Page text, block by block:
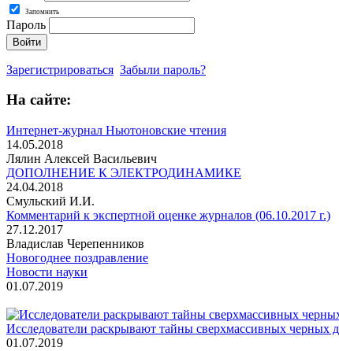
Запомнить
Пароль
Зарегистрироваться Забыли пароль?
На сайте:
Интернет-журнал Ньютоновские чтения
14.05.2018
Лялин Алексей Васильевич
ДОПОЛНЕНИЕ К ЭЛЕКТРОДИНАМИКЕ
24.04.2018
Смульский И.И.
Комментарий к экспертной оценке журналов (06.10.2017 г.)
27.12.2017
Владислав Черепенников
Новогоднее поздравление
Новости науки
01.07.2019
Исследователи раскрывают тайны сверхмассивных черных
01.07.2019